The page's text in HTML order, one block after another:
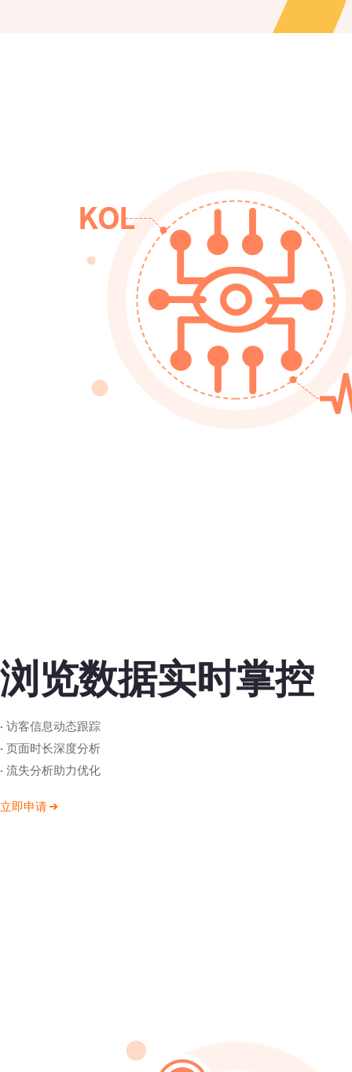
浏览数据实时掌控
· 访客信息动态跟踪
· 页面时长深度分析
· 流失分析助力优化
立即申请